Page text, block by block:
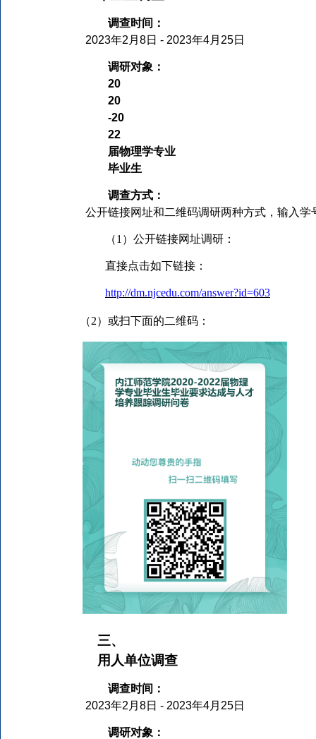
调查时间：
2023年2 月8日- 2023年4月 25日
调研对象：
20
20
-20
22
届物理学专业
毕业生
调查方式：
公开链接网址和二维码调研两种方式，输入学
（1 ） 公开链接网址调研 ：
直接点击如下链接 ：
http://dm.njcedu.com/answer?id=603
（2）或扫下面的二维码 ：
三、
用人单位调查
调查时间：
2023年2 月8日- 2023年4月 25日
调研对象：